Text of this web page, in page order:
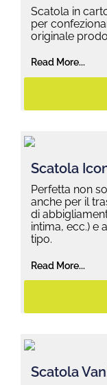
Scatola in
per
originale
Read More...
Scatola
Perfetta non
anche per il
di
intima, ecc.) e
tipo.
Read More...
Scatola